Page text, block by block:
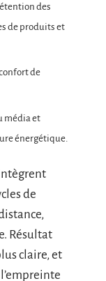
des
de produits et
de
média et
énergétique.
de
Résultat
claire, et